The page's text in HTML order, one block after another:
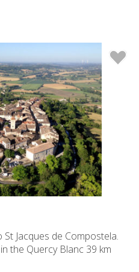
Jacques de Compostela.
the Quercy Blanc 39 km